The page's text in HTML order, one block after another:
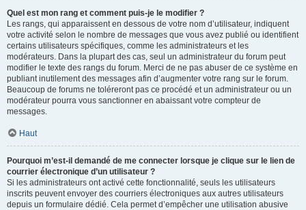
Quel est mon rang et comment puis-je le modifier ?
Les rangs, qui apparaissent en dessous de votre nom d’utilisateur, indiquent
votre activité selon le nombre de messages que vous avez publié ou identifient
certains utilisateurs spécifiques, comme les administrateurs et les
modérateurs. Dans la plupart des cas, seul un administrateur du forum peut
modifier le texte des rangs du forum. Merci de ne pas abuser de ce système en
publiant inutilement des messages afin d’augmenter votre rang sur le forum.
Beaucoup de forums ne toléreront pas ce procédé et un administrateur ou un
modérateur pourra vous sanctionner en abaissant votre compteur de
messages.
Haut
Pourquoi m’est-il demandé de me connecter lorsque je clique sur le lien de
courrier électronique d’un utilisateur ?
Si les administrateurs ont activé cette fonctionnalité, seuls les utilisateurs
inscrits peuvent envoyer des courriers électroniques aux autres utilisateurs
depuis un formulaire dédié. Cela permet d’empêcher une utilisation abusive